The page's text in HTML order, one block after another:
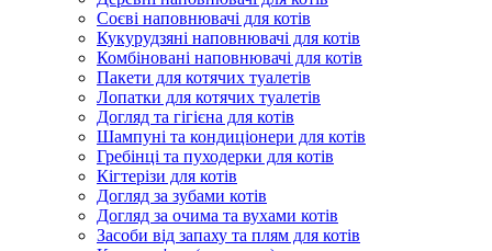
Соєві наповнювачі для котів
Кукурудзяні наповнювачі для котів
Комбіновані наповнювачі для котів
Пакети для котячих туалетів
Лопатки для котячих туалетів
Догляд та гігієна для котів
Шампуні та кондиціонери для котів
Гребінці та пуходерки для котів
Кігтерізи для котів
Догляд за зубами котів
Догляд за очима та вухами котів
Засоби від запаху та плям для котів